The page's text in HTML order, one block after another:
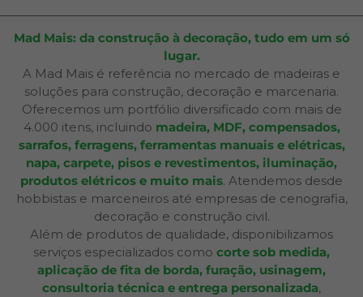
Mad Mais: da construção à decoração, tudo em um só
lugar.
A Mad Mais é referência no mercado de madeiras e
soluções para construção, decoração e marcenaria.
Oferecemos um portfólio diversificado com mais de
4.000 itens, incluindo madeira, MDF, compensados,
sarrafos, ferragens, ferramentas manuais e elétricas,
napa, carpete, pisos e revestimentos, iluminação,
produtos elétricos e muito mais. Atendemos desde
hobbistas e marceneiros até empresas de cenografia,
decoração e construção civil.
Além de produtos de qualidade, disponibilizamos
serviços especializados como corte sob medida,
aplicação de fita de borda, furação, usinagem,
consultoria técnica e entrega personalizada,